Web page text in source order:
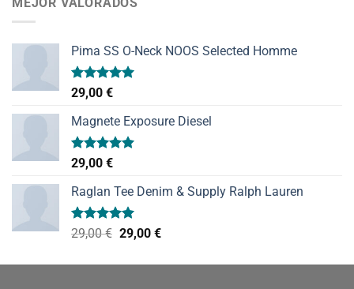
Pima SS O-Neck NOOS Selected Homme
Valorado
con
de 5
29,00 €
Magnete Exposure Diesel
Valorado
con
de 5
29,00 €
Raglan Tee Denim & Supply Ralph Lauren
Valorado
29,00€ El
original
29,00 €El
actual